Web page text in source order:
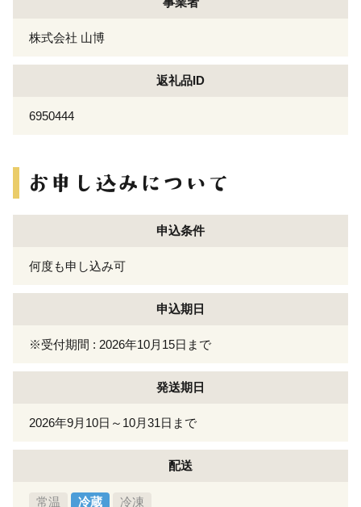
株式会社 山博
返礼品ID
6950444
申込条件
何度も申し込み可
申込期日
※受付期間 : 2026年10月15日まで
発送期日
2026年9月10日～10月31日まで
配送
常温 冷蔵 冷凍